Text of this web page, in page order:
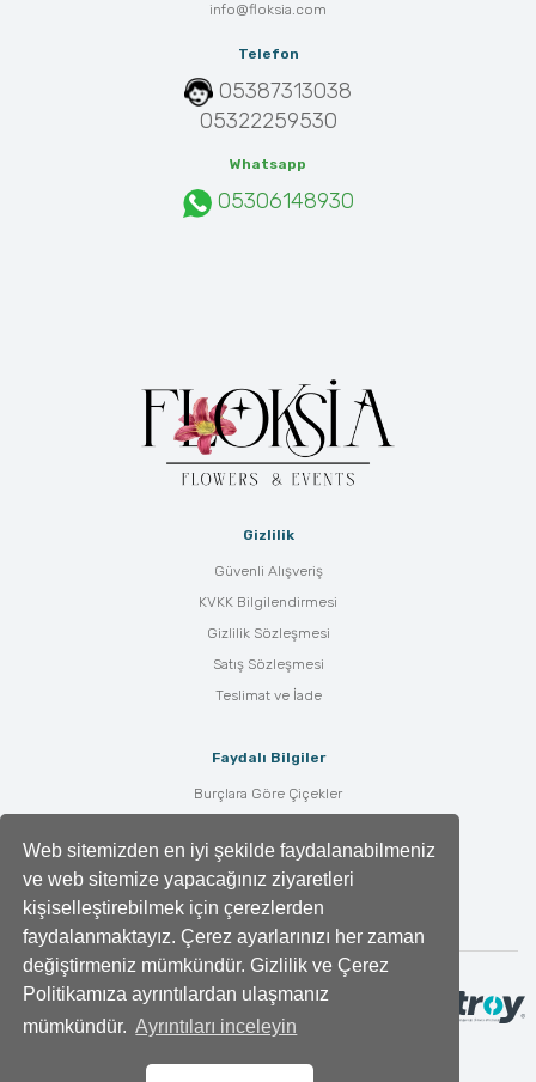
Web sitemizden en iyi şekilde faydalanabilmeniz
ve web sitemize yapacağınız ziyaretleri
kişiselleştirebilmek için çerezlerden
faydalanmaktayız. Çerez ayarlarınızı her zaman
değiştirmeniz mümkündür. Gizlilik ve Çerez
Politikamıza ayrıntılardan ulaşmanız
mümkündür. Ayrıntıları inceleyin
info@floksia.com
Telefon
05387313038
05322259530
Whatsapp
05306148930
Gizlilik
Güvenli Alışveriş
KVKK Bilgilendirmesi
Gizlilik Sözleşmesi
Satış Sözleşmesi
Teslimat ve İade
Faydalı Bilgiler
Burçlara Göre Çiçekler
Çiçek Anlamları
Tüm Blog Yazıları